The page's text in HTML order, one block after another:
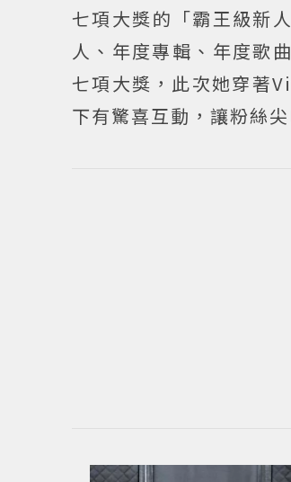
七項大獎的「霸王級新
人、年度專輯、年度歌
七項大獎，此次她穿著
下有驚喜互動，讓粉絲尖